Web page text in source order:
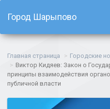
Город Шарыпово
Главная страница
Городские
Виктор Кидяев: Закон о
принципы взаимодействия
публичной власти